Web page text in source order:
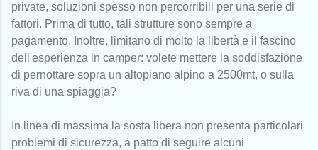
private, soluzioni spesso non percorribili per una serie di
fattori. Prima di tutto, tali strutture sono sempre a
pagamento. Inoltre, limitano di molto la libertà e il fascino
dell'esperienza in camper: volete mettere la soddisfazione
di pernottare sopra un altopiano alpino a 2500mt, o sulla
riva di una spiaggia?
In linea di massima la sosta libera non presenta particolari
problemi di sicurezza, a patto di seguire alcuni